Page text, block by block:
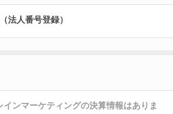
法人番号登録）
ンマーケティングの決算情報はありま